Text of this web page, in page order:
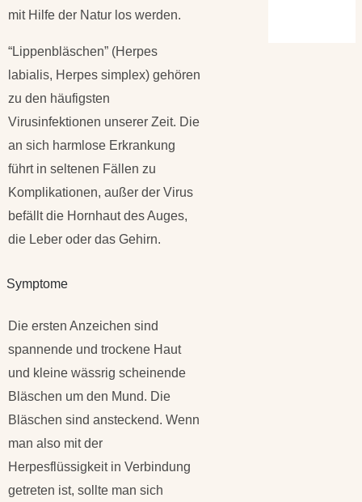
mit Hilfe der Natur los werden.
“Lippenbläschen” (Herpes
labialis, Herpes simplex) gehören
zu den häufigsten
Virusinfektionen unserer Zeit. Die
an sich harmlose Erkrankung
führt in seltenen Fällen zu
Komplikationen, außer der Virus
befällt die Hornhaut des Auges,
die Leber oder das Gehirn.
Symptome
Die ersten Anzeichen sind
spannende und trockene Haut
und kleine wässrig scheinende
Bläschen um den Mund. Die
Bläschen sind ansteckend. Wenn
man also mit der
Herpesflüssigkeit in Verbindung
getreten ist, sollte man sich